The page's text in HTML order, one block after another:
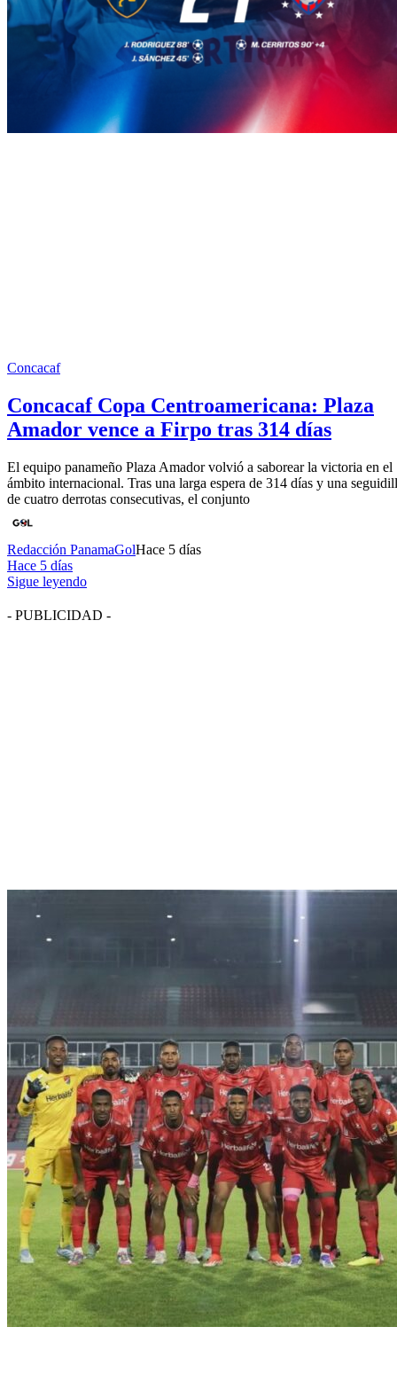
Concacaf
Concacaf Copa Centroamericana: Plaza
Amador vence a Firpo tras 314 días
El equipo panameño Plaza Amador volvió a saborear la victoria en el
ámbito internacional. Tras una larga espera de 314 días y una
de cuatro derrotas consecutivas, el conjunto
Redacción PanamaGolHace 5 días
Hace 5 días
Sigue leyendo
- PUBLICIDAD -